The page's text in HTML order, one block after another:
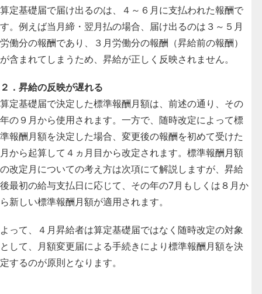
算定基礎届で届け出るのは、４～６月に支払われた報酬で
す。例えば当月締・翌月払の場合、届け出るのは３～５月
労働分の報酬であり、３月労働分の報酬（昇給前の報酬）
が含まれてしまうため、昇給が正しく反映されません。
２．昇給の反映が遅れる
算定基礎届で決定した標準報酬月額は、前述の通り、その
年の９月から使用されます。一方で、随時改定によって標
準報酬月額を決定した場合、変更後の報酬を初めて受けた
月から起算して４ヵ月目から改定されます。標準報酬月額
の改定月についての考え方は次項にて解説しますが、昇給
後最初の給与支払日に応じて、その年の7月もしくは８月か
ら新しい標準報酬月額が適用されます。
よって、
４月昇給者は算定基礎届ではなく随時改定の対象
として、月額変更届による手続きにより標準報酬月額を決
定するのが原則となります。